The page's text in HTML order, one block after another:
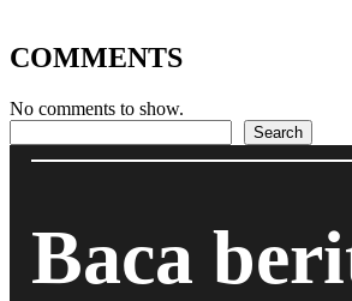
COMMENTS
No comments to show.
Search
Baca